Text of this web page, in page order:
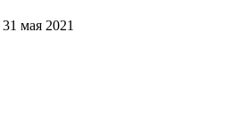
31 мая 2021